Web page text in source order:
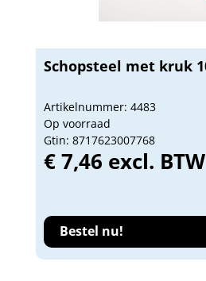
Schopsteel met kruk
Artikelnummer: 4483
Op voorraad
Gtin: 8717623007768
€ 7,46 excl. BTW
Bestel nu!